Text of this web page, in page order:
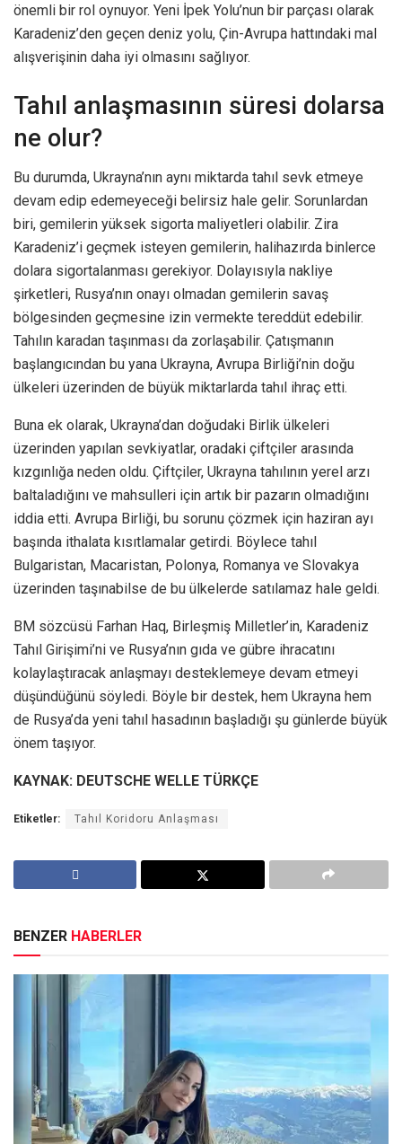
önemli bir rol oynuyor. Yeni İpek Yolu’nun bir parçası olarak
Karadeniz’den geçen deniz yolu, Çin-Avrupa hattındaki mal
alışverişinin daha iyi olmasını sağlıyor.
Tahıl anlaşmasının süresi dolarsa
ne olur?
Bu durumda, Ukrayna’nın aynı miktarda tahıl sevk etmeye
devam edip edemeyeceği belirsiz hale gelir. Sorunlardan
biri, gemilerin yüksek sigorta maliyetleri olabilir. Zira
Karadeniz’i geçmek isteyen gemilerin, halihazırda binlerce
dolara sigortalanması gerekiyor. Dolayısıyla nakliye
şirketleri, Rusya’nın onayı olmadan gemilerin savaş
bölgesinden geçmesine izin vermekte tereddüt edebilir.
Tahılın karadan taşınması da zorlaşabilir. Çatışmanın
başlangıcından bu yana Ukrayna, Avrupa Birliği’nin doğu
ülkeleri üzerinden de büyük miktarlarda tahıl ihraç etti.
Buna ek olarak, Ukrayna’dan doğudaki Birlik ülkeleri
üzerinden yapılan sevkiyatlar, oradaki çiftçiler arasında
kızgınlığa neden oldu. Çiftçiler, Ukrayna tahılının yerel arzı
baltaladığını ve mahsulleri için artık bir pazarın olmadığını
iddia etti. Avrupa Birliği, bu sorunu çözmek için haziran ayı
başında ithalata kısıtlamalar getirdi. Böylece tahıl
Bulgaristan, Macaristan, Polonya, Romanya ve Slovakya
üzerinden taşınabilse de bu ülkelerde satılamaz hale geldi.
BM sözcüsü Farhan Haq, Birleşmiş Milletler’in, Karadeniz
Tahıl Girişimi’ni ve Rusya’nın gıda ve gübre ihracatını
kolaylaştıracak anlaşmayı desteklemeye devam etmeyi
düşündüğünü söyledi. Böyle bir destek, hem Ukrayna hem
de Rusya’da yeni tahıl hasadının başladığı şu günlerde büyük
önem taşıyor.
KAYNAK: DEUTSCHE WELLE TÜRKÇE
Etiketler: Tahıl Koridoru Anlaşması
BENZER HABERLER